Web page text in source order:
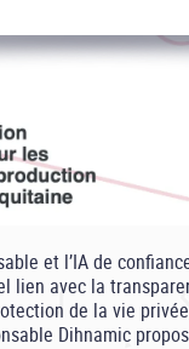
et l’IA de
lien avec la
de la vie
Dihnamic